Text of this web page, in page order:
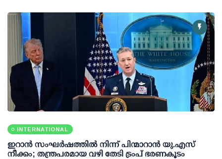
INTERNATIONAL
ഇറാന്‍ സംഘര്‍ഷത്തില്‍ നിന്ന് പിന്മാറാന്‍ യു.എസ്
നീക്കം; തന്ത്രപരമായ വഴി തേടി ട്രംപ് ഭരണകൂടം